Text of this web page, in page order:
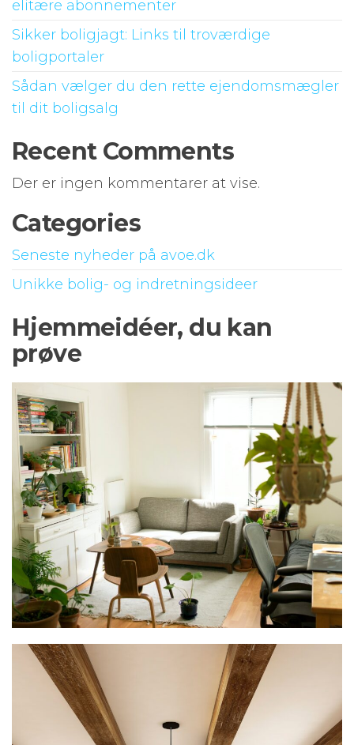
elitære abonnementer
Sikker boligjagt: Links til troværdige
boligportaler
Sådan vælger du den rette ejendomsmægler
til dit boligsalg
Recent Comments
Der er ingen kommentarer at vise.
Categories
Seneste nyheder på avoe.dk
Unikke bolig- og indretningsideer
Hjemmeidéer, du kan
prøve